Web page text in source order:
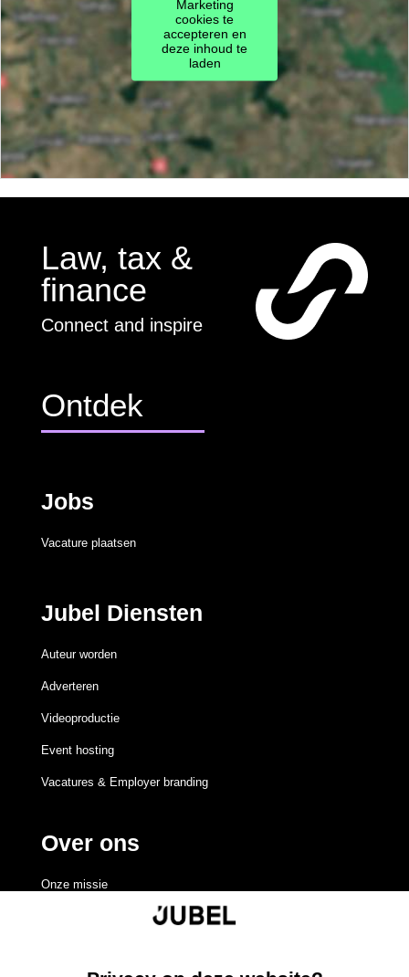
Marketing
cookies te
accepteren en
deze inhoud te
laden
Law, tax &
finance
Connect and inspire
Ontdek
Jobs
Vacature plaatsen
Jubel Diensten
Auteur worden
Adverteren
Videoproductie
Event hosting
Vacatures & Employer branding
Over ons
Onze missie
Volgen Volgen